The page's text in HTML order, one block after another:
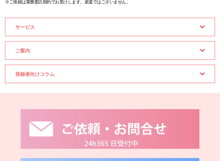
※ご依頼は業務委託契約でお受けします。派遣ではございません。
サービス
ご案内
登録者向けコラム